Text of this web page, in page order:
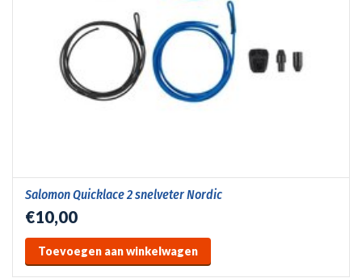
Salomon Quicklace 2 snelveter Nordic
€10,00
Toevoegen aan winkelwagen